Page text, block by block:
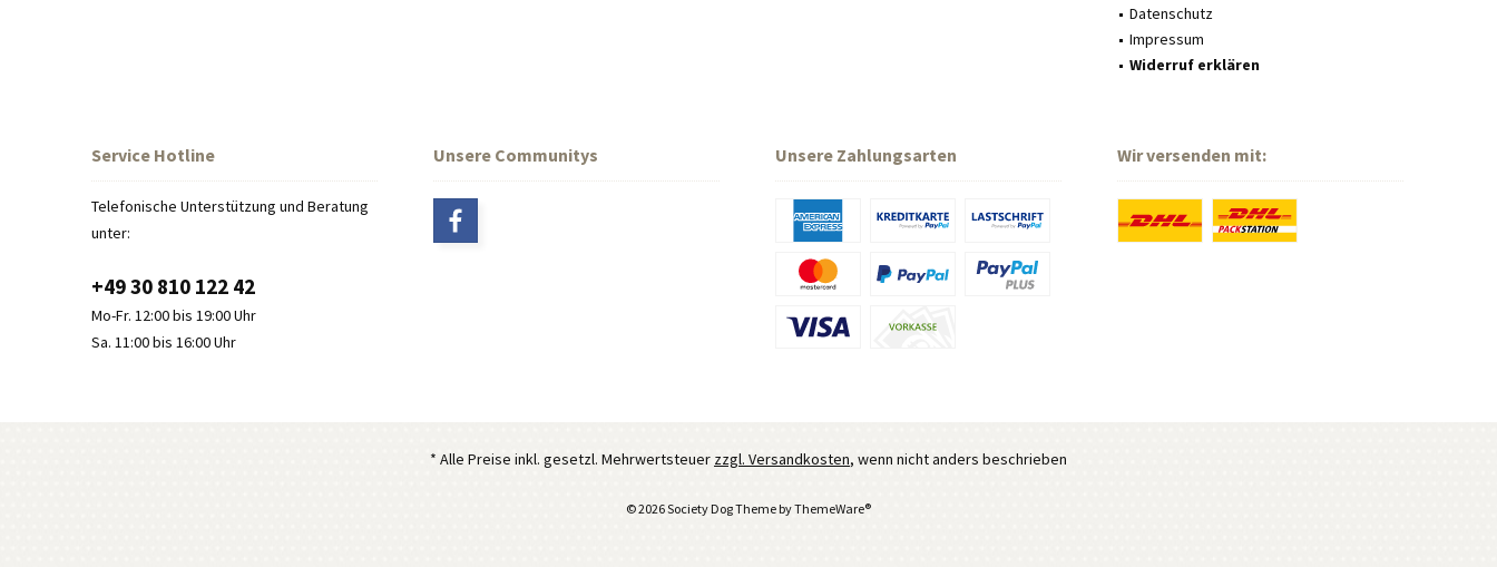
Datenschutz
Impressum
Widerruf erklären
Service Hotline
Telefonische Unterstützung und Beratung
unter:
+49 30 810 122 42
Mo-Fr. 12:00 bis 19:00 Uhr
Sa. 11:00 bis 16:00 Uhr
Unsere Communitys Unsere Zahlungsarten Wir versenden mit:
* Alle Preise inkl. gesetzl. Mehrwertsteuer zzgl. Versandkosten, wenn nicht anders beschrieben
© 2026 Society Dog Theme byThemeWare®